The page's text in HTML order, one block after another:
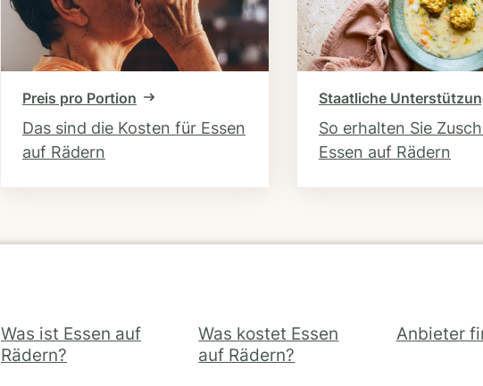
Preis pro Portion
Das sind die Kosten für Essen
auf Rädern
Staatliche
So erhalten Sie
Essen auf Rädern
Was ist Essen auf
Rädern?
Was kostet Essen
auf Rädern?
Anbieter